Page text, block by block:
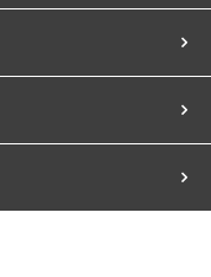
パープル